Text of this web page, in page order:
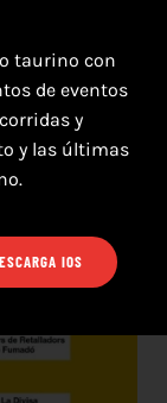
taurino con
de eventos
y
y las últimas
IOS